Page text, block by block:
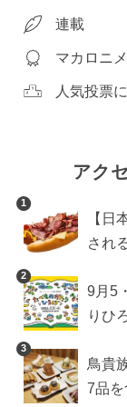
連載
マカロニ
人気投票
アク
1
【日
され
ット
2
9月5
りひ
ーな
3
鳥貴
7品